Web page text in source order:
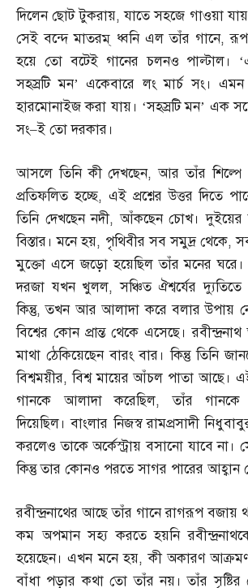
দিলেন ছোট টুকরায়,যাতে সহজে গাওয়া
সেই বন্দে মাতরম্‌ ধ্বনি এল তাঁর গানে,রূপ
হয়ে তো বটেই গানের চলনও পাল্টাল।
সহস্রটি মন’ একেবারে লং মার্চ সং। এমন
হারমোনাইজ করা যায়। ‘সহস্রটি মন’ এক
সং–ই তো দরকার।
আসলে তিনি কী দেখছেন,আর তাঁর শিল্পে
প্রতিফলিত হচ্ছে, এই প্রশ্নের উত্তর দিতে
তিনি দেখছেন নদী,আঁকছেন চোখ। দুইয়ের
বিস্তার। মনে হয়, পৃথিবীর সব সমুদ্র থেকে,
মুক্তো এসে জড়ো হয়েছিল তাঁর মনের
দরজা যখন খুলল,সঞ্চিত ঐশ্বর্যের
কিন্তু,তখন আর আলাদা করে বলার উপায়
বিশ্বের কোন প্রান্ত থেকে এসেছে।
মাথা ঠেকিয়েছেন বারং বার। কিন্তু তিনি
বিশ্বময়ীর,বিশ্ব মায়ের আঁচল পাতা আছে।
গানকে আলাদা করেছিল,তাঁর গানকে
দিয়েছিল। বাংলার নিজস্ব রামপ্রসাদী
করলেও তাকে অর্কেস্ট্রায় বসানো যাবে
কিন্তু তার কোনও পরতে সাগর পারের আহ্বান
রবীন্দ্রনাথের আছে তাঁর গানে রাগরূপ বজায়
কম অপমান সহ্য করতে হয়নি
হয়েছেন। এখন মনে হয়,কী অকারণ
বাঁধা পড়ার কথা তো তাঁর নয়। তাঁর